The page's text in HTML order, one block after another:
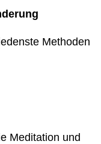
Methoden
Meditation und